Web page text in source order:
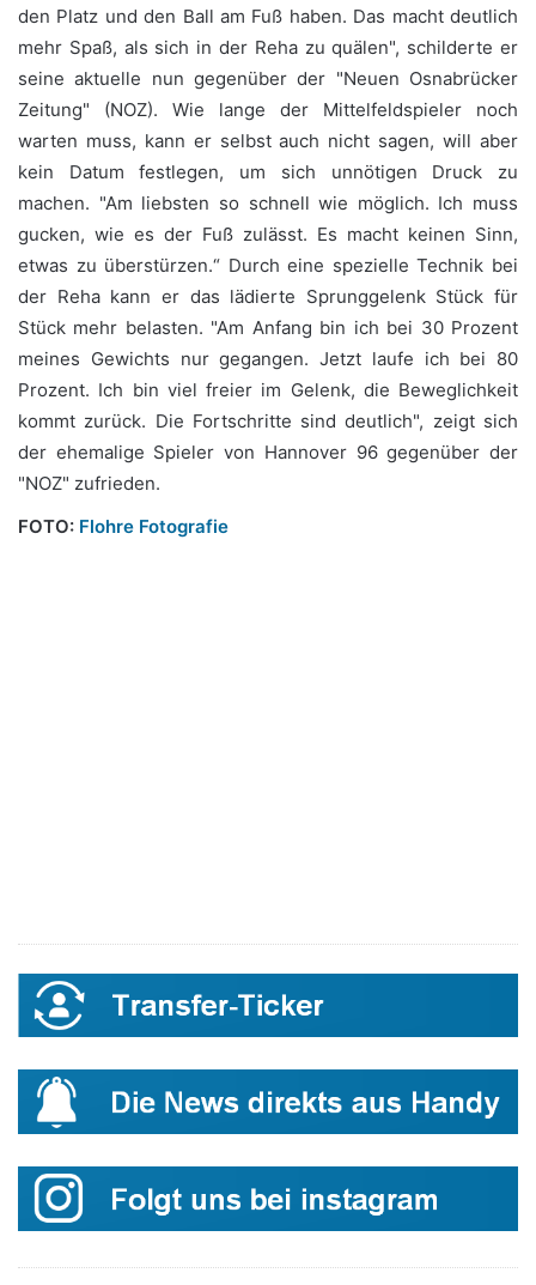
den Platz und den Ball am Fuß haben. Das macht deutlich
mehr Spaß, als sich in der Reha zu quälen", schilderte er
seine aktuelle nun gegenüber der "Neuen Osnabrücker
Zeitung" (NOZ). Wie lange der Mittelfeldspieler noch
warten muss, kann er selbst auch nicht sagen, will aber
kein Datum festlegen, um sich unnötigen Druck zu
machen. "Am liebsten so schnell wie möglich. Ich muss
gucken, wie es der Fuß zulässt. Es macht keinen Sinn,
etwas zu überstürzen.“ Durch eine spezielle Technik bei
der Reha kann er das lädierte Sprunggelenk Stück für
Stück mehr belasten. "Am Anfang bin ich bei 30 Prozent
meines Gewichts nur gegangen. Jetzt laufe ich bei 80
Prozent. Ich bin viel freier im Gelenk, die Beweglichkeit
kommt zurück. Die Fortschritte sind deutlich", zeigt sich
der ehemalige Spieler von Hannover 96 gegenüber der
"NOZ" zufrieden.
FOTO: Flohre Fotografie